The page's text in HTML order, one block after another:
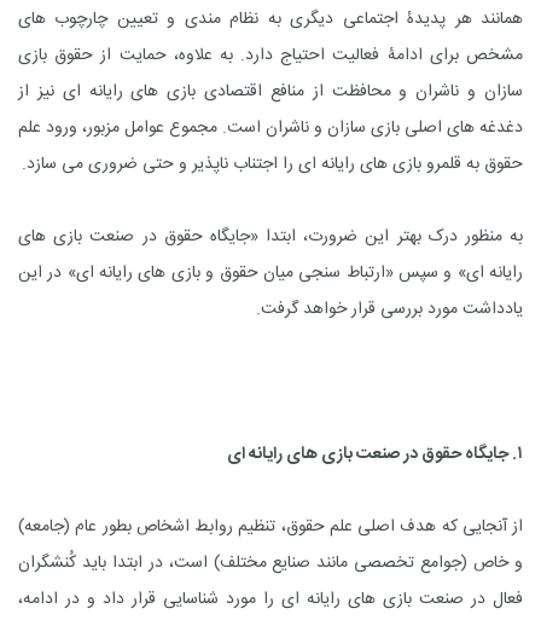
همانند هر پدیدۀ اجتماعی دیگری به نظام مندی و تعیین چارچوب های
مشخص برای ادامۀ فعالیت احتیاج دارد. به علاوه، حمایت از حقوق بازی
سازان و ناشران و محافظت از منافع اقتصادی بازی های رایانه ای نیز از
دغدغه های اصلی بازی سازان و ناشران است. مجموع عوامل مزبور، ورود علم
حقوق به قلمرو بازی های رایانه ای را اجتناب ناپذیر و حتی ضروری می سازد.
به منظور درک بهتر این ضرورت، ابتدا «جایگاه حقوق در صنعت بازی های
رایانه ای» و سپس «ارتباط سنجی میان حقوق و بازی های رایانه ای» در این
یادداشت مورد بررسی قرار خواهد گرفت.
۱. جایگاه حقوق در صنعت بازی های رایانه ای
از آنجایی که هدف اصلی علم حقوق، تنظیم روابط اشخاص بطور عام (جامعه)
و خاص (جوامع تخصصی مانند صنایع مختلف) است، در ابتدا باید کُنشگران
فعال در صنعت بازی های رایانه ای را مورد شناسایی قرار داد و در ادامه،